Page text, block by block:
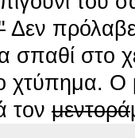
Δεν
σπαθί
χτύπημα. Ο
τον μεντορά